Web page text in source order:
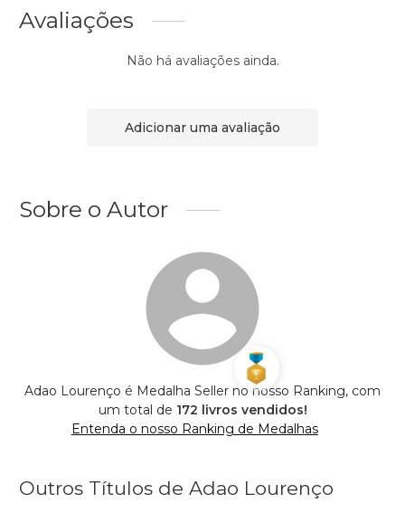
Avaliações
Não há avaliações ainda.
Adicionar uma avaliação
Sobre o Autor
Adao Lourenço é Medalha Seller no nosso Ranking, com
um total de 172 livros vendidos!
Entenda o nosso Ranking de Medalhas
Outros Títulos de Adao Lourenço